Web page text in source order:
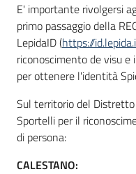
E' importante rivolgersi
primo passaggio della
LepidaID (https://
riconoscimento de visu
per ottenere l'identità
Sul territorio del
Sportelli per il
di persona:
CALESTANO: